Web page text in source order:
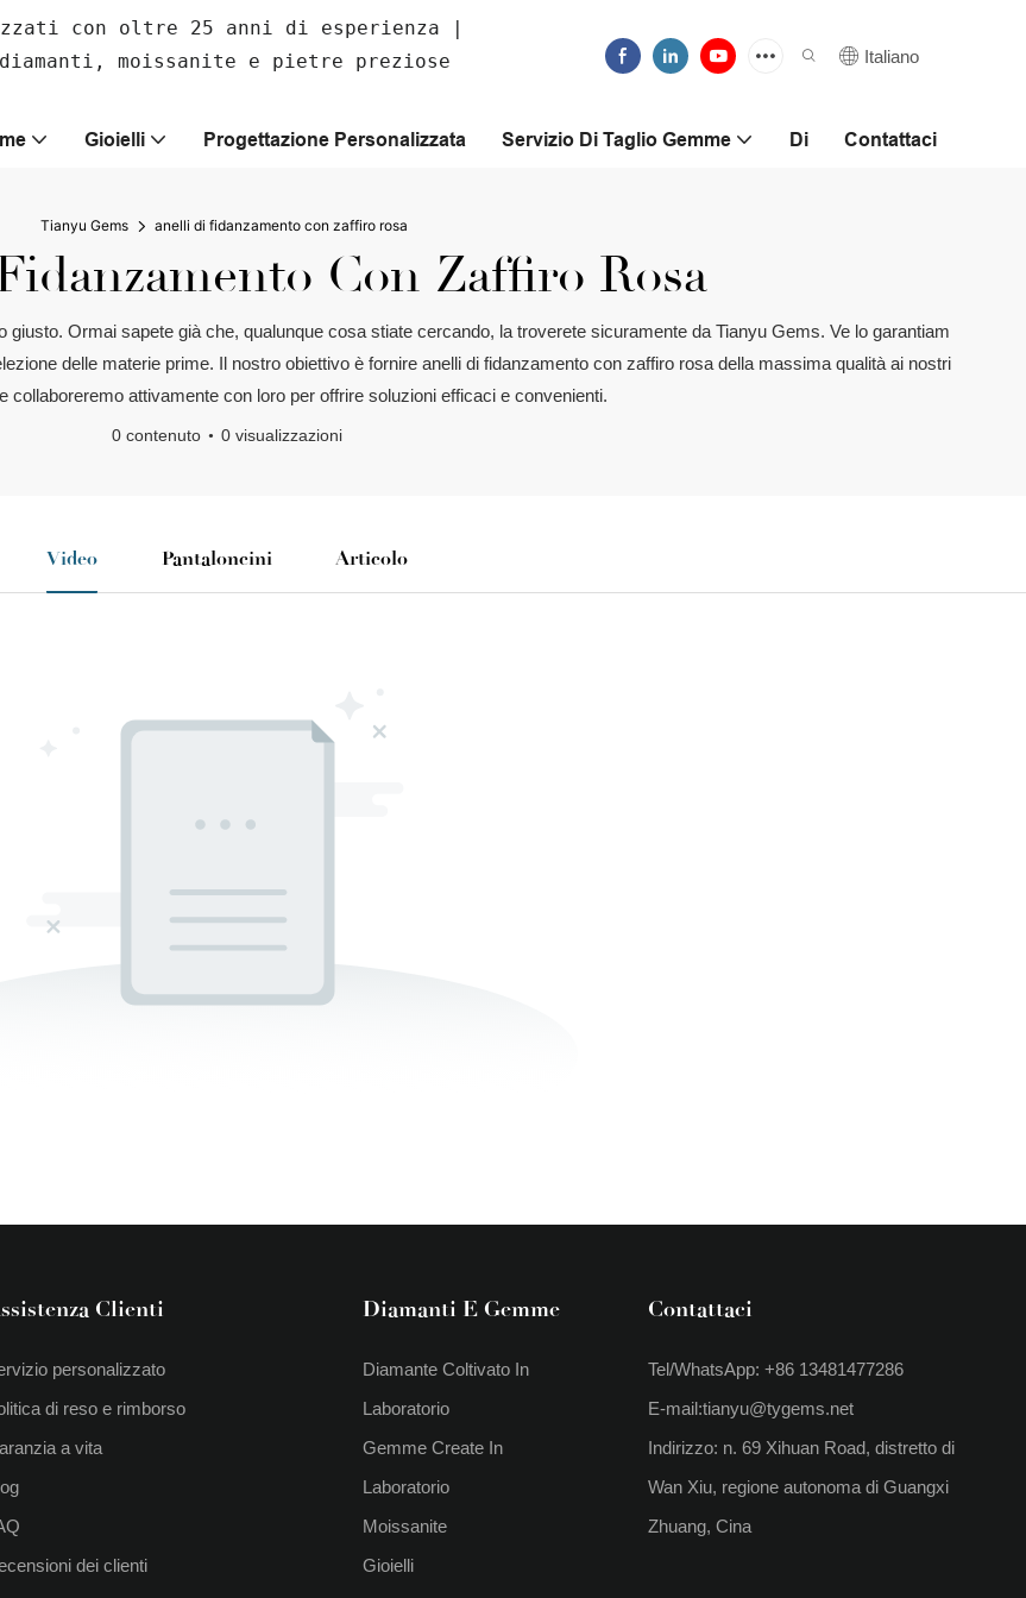
con oltre 25 anni di esperienza |
moissanite e pietre preziose
Italiano
Gioielli Progettazione Personalizzata Servizio Di Taglio Gemme Di Contattaci
Tianyu Gems anelli di fidanzamento con zaffiro rosa
Con Zaffiro Rosa
Ormai sapete già che, qualunque cosa stiate cercando, la troverete sicuramente da Tianyu Gems. Ve lo garantiam
delle materie prime. Il nostro obiettivo è fornire anelli di fidanzamento con zaffiro rosa della massima qualità ai nostri
collaboreremo attivamente con loro per offrire soluzioni efficaci e convenienti.
0 contenuto 0 visualizzazioni
Video Pantaloncini Articolo
Clienti
personalizzato
di reso e rimborso
a vita
dei clienti
Diamanti E Gemme
Diamante Coltivato In
Laboratorio
Gemme Create In
Laboratorio
Moissanite
Gioielli
Contattaci
Tel/WhatsApp: +86 13481477286
E-mail:tianyu@tygems.net
Indirizzo: n. 69 Xihuan Road, distretto di
Wan Xiu, regione autonoma di Guangxi
Zhuang, Cina